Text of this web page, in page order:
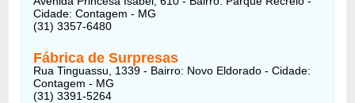
Cidade: Contagem - MG
(31) 3357-6480
Fábrica de Surpresas
Rua Tinguassu, 1339 - Bairro: Novo Eldorado - Cidade:
Contagem - MG
(31) 3391-5264